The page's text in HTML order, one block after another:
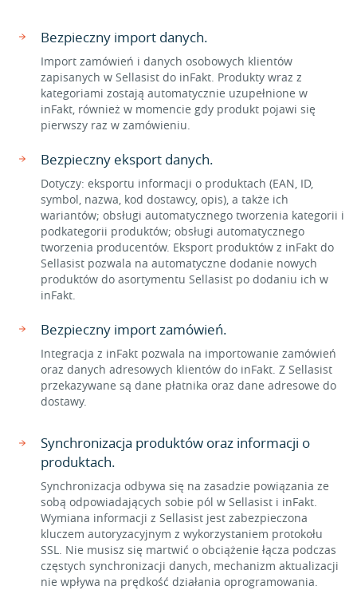
Bezpieczny import danych.
Import zamówień i danych osobowych klientów
zapisanych w Sellasist do inFakt. Produkty wraz z
kategoriami zostają automatycznie uzupełnione w
inFakt, również w momencie gdy produkt pojawi się
pierwszy raz w zamówieniu.
Bezpieczny eksport danych.
Dotyczy: eksportu informacji o produktach (EAN, ID,
symbol, nazwa, kod dostawcy, opis), a także ich
wariantów; obsługi automatycznego tworzenia kategorii i
podkategorii produktów; obsługi automatycznego
tworzenia producentów. Eksport produktów z inFakt do
Sellasist pozwala na automatyczne dodanie nowych
produktów do asortymentu Sellasist po dodaniu ich w
inFakt.
Bezpieczny import zamówień.
Integracja z inFakt pozwala na importowanie zamówień
oraz danych adresowych klientów do inFakt. Z Sellasist
przekazywane są dane płatnika oraz dane adresowe do
dostawy.
Synchronizacja produktów oraz informacji o
produktach.
Synchronizacja odbywa się na zasadzie powiązania ze
sobą odpowiadających sobie pól w Sellasist i inFakt.
Wymiana informacji z Sellasist jest zabezpieczona
kluczem autoryzacyjnym z wykorzystaniem protokołu
SSL. Nie musisz się martwić o obciążenie łącza podczas
częstych synchronizacji danych, mechanizm aktualizacji
nie wpływa na prędkość działania oprogramowania.